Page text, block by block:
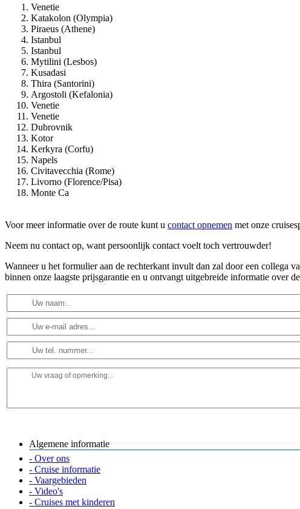
Venetie
Katakolon (Olympia)
Piraeus (Athene)
Istanbul
Istanbul
Mytilini (Lesbos)
Kusadasi
Thira (Santorini)
Argostoli (Kefalonia)
Venetie
Venetie
Dubrovnik
Kotor
Kerkyra (Corfu)
Napels
Civitavecchia (Rome)
Livorno (Florence/Pisa)
Monte Ca
Voor meer informatie over de route kunt u contact opnemen met onze
Neem nu contact op, want persoonlijk contact voelt toch vertrouwder!
Wanneer u het formulier aan de rechterkant invult dan zal door een collega
binnen onze laagste prijsgarantie en u ontvangt uitgebreide informatie over
Algemene informatie
- Over ons
- Cruise informatie
- Vaargebieden
- Video's
- Cruises met kinderen